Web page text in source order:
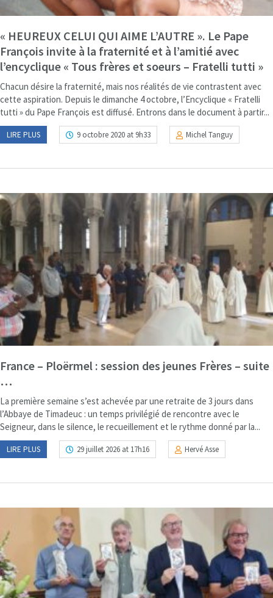
« HEUREUX CELUI QUI AIME L’AUTRE ». Le Pape
François invite à la fraternité et à l’amitié avec
l’encyclique « Tous frères et soeurs – Fratelli tutti »
Chacun désire la fraternité, mais nos réalités de vie contrastent avec
cette aspiration. Depuis le dimanche 4 octobre, l’Encyclique « Fratelli
tutti » du Pape François est diffusé. Entrons dans le document à partir...
LIRE PLUS 9 octobre 2020 at 9h33 Michel Tanguy
France – Ploërmel : session des jeunes Frères – suite
…
La première semaine s’est achevée par une retraite de 3 jours dans
l’Abbaye de Timadeuc : un temps privilégié de rencontre avec le
Seigneur, dans le silence, le recueillement et le rythme donné par la...
LIRE PLUS 29 juillet 2026 at 17h16 Hervé Asse